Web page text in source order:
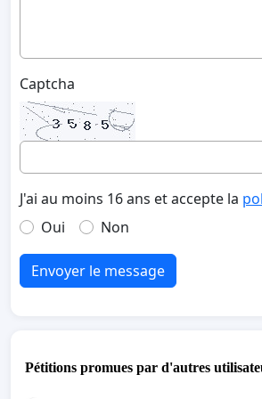
Captcha
J'ai au moins 16 ans et accepte la
Oui
Non
Envoyer le message
Pétitions promues par d'autres